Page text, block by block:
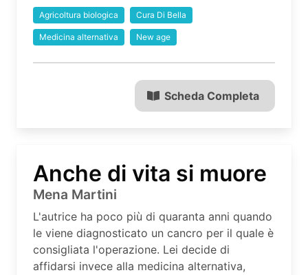
Agricoltura biologica Cura Di Bella
Medicina alternativa New age
Scheda Completa
Anche di vita si muore
Mena Martini
L'autrice ha poco più di quaranta anni quando
le viene diagnosticato un cancro per il quale è
consigliata l'operazione. Lei decide di
affidarsi invece alla medicina alternativa,